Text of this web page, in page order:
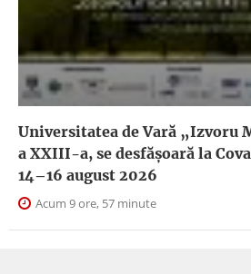
Universitatea de Vară „Izvoru
a XXIII-a, se desfășoară la
14–16 august 2026
Acum 9 ore, 57 minute